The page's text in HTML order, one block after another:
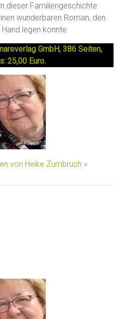
dieser Familiengeschichte
wunderbaren Roman, den
legen konnte.
GmbH, 386 Seiten,
25,00 Euro.
von Heike Zumbruch »